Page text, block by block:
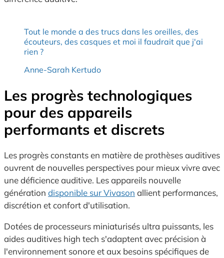
Tout le monde a des trucs dans les oreilles, des
écouteurs, des casques et moi il faudrait que j'ai
rien ?
Anne-Sarah Kertudo
Les progrès technologiques
pour des appareils
performants et discrets
Les progrès constants en matière de prothèses auditives
ouvrent de nouvelles perspectives pour mieux vivre avec
une déficience auditive. Les appareils nouvelle
génération disponible sur Vivason allient performances,
discrétion et confort d'utilisation.
Dotées de processeurs miniaturisés ultra puissants, les
aides auditives high tech s'adaptent avec précision à
l'environnement sonore et aux besoins spécifiques de